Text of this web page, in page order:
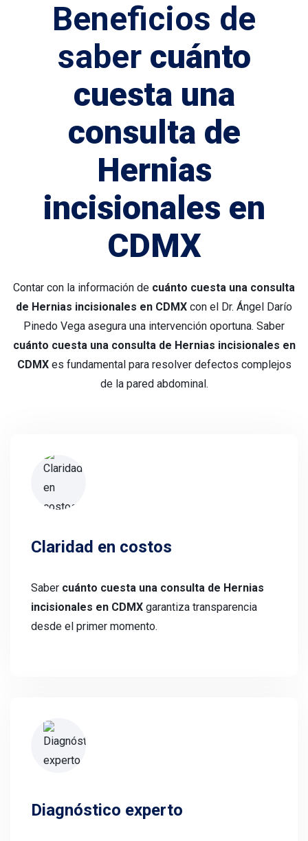
Beneficios de
saber cuánto
cuesta una
consulta de
Hernias
incisionales en
CDMX
Contar con la información de cuánto cuesta una consulta
de Hernias incisionales en CDMX con el Dr. Ángel Darío
Pinedo Vega asegura una intervención oportuna. Saber
cuánto cuesta una consulta de Hernias incisionales en
CDMXes fundamental para resolver defectos complejos
de la pared abdominal.
Claridad en costos
Saber cuánto cuesta una consulta de Hernias
incisionales en CDMX garantiza transparencia
desde el primer momento.
Diagnóstico experto